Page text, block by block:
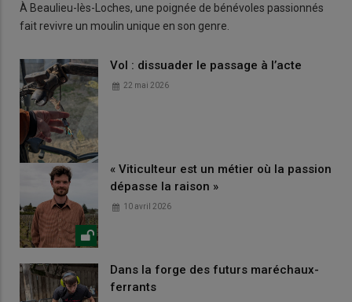
À Beaulieu-lès-Loches, une poignée de bénévoles passionnés
fait revivre un moulin unique en son genre.
Vol : dissuader le passage à l’acte
22 mai 2026
« Viticulteur est un métier où la passion
dépasse la raison »
10 avril 2026
Dans la forge des futurs maréchaux-
ferrants